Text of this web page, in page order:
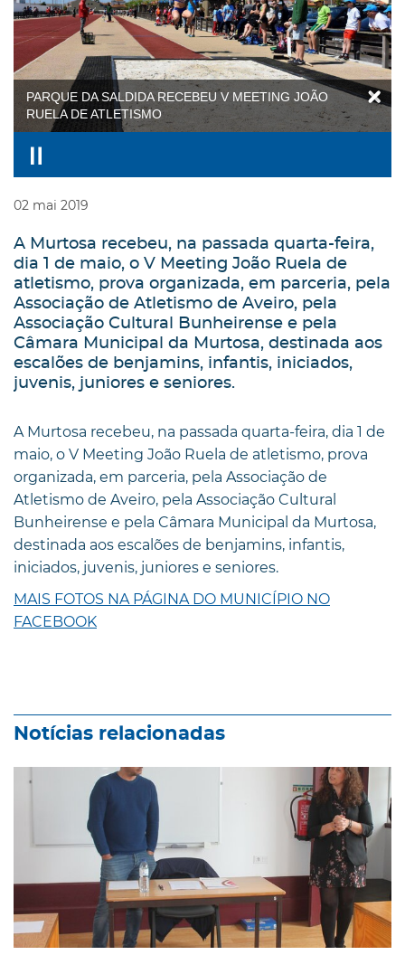
PARQUE DA SALDIDA RECEBEU V MEETING JOÃO
RUELA DE ATLETISMO
02 mai 2019
A Murtosa recebeu, na passada quarta-feira,
dia 1 de maio, o V Meeting João Ruela de
atletismo, prova organizada, em parceria, pela
Associação de Atletismo de Aveiro, pela
Associação Cultural Bunheirense e pela
Câmara Municipal da Murtosa, destinada aos
escalões de benjamins, infantis, iniciados,
juvenis, juniores e seniores.
A Murtosa recebeu, na passada quarta-feira, dia 1 de
maio, o V Meeting João Ruela de atletismo, prova
organizada, em parceria, pela Associação de
Atletismo de Aveiro, pela Associação Cultural
Bunheirense e pela Câmara Municipal da Murtosa,
destinada aos escalões de benjamins, infantis,
iniciados, juvenis, juniores e seniores.
MAIS FOTOS NA PÁGINA DO MUNICÍPIO NO
FACEBOOK
Notícias relacionadas